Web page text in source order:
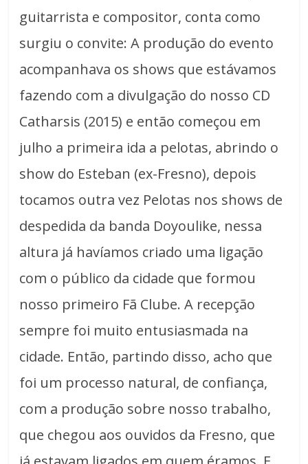
guitarrista e compositor, conta como
surgiu o convite: A produção do evento
acompanhava os shows que estávamos
fazendo com a divulgação do nosso CD
Catharsis (2015) e então começou em
julho a primeira ida a pelotas, abrindo o
show do Esteban (ex-Fresno), depois
tocamos outra vez Pelotas nos shows de
despedida da banda Doyoulike, nessa
altura já havíamos criado uma ligação
com o público da cidade que formou
nosso primeiro Fã Clube. A recepção
sempre foi muito entusiasmada na
cidade. Então, partindo disso, acho que
foi um processo natural, de confiança,
com a produção sobre nosso trabalho,
que chegou aos ouvidos da Fresno, que